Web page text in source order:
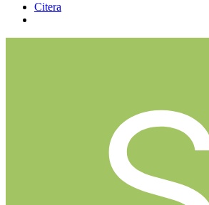
Citera